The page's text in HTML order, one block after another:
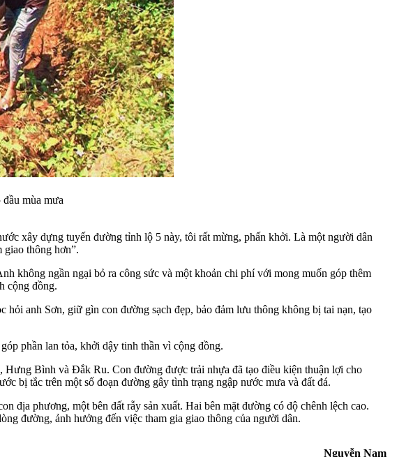
mùa mưa
xây dựng tuyến đường tỉnh lộ 5 này, tôi rất mừng, phấn khởi. Là một người dân
giao thông hơn”.
không ngần ngại bỏ ra công sức và một khoản chi phí với mong muốn góp thêm
cộng đồng.
anh Sơn, giữ gìn con đường sạch đẹp, bảo đảm lưu thông không bị tai nạn, tạo
phần lan tỏa, khởi dậy tinh thần vì cộng đồng.
Bình và Đắk Ru. Con đường được trải nhựa đã tạo điều kiện thuận lợi cho
bị tắc trên một số đoạn đường gây tình trạng ngập nước mưa và đất đá.
địa phương, một bên đất rẫy sản xuất. Hai bên mặt đường có độ chênh lệch cao.
đường, ảnh hưởng đến việc tham gia giao thông của người dân.
Nguyễn Nam